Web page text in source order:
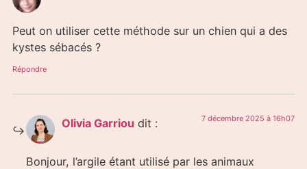
Peut on utiliser cette méthode sur un chien qui a des
kystes sébacés ?
Répondre
Olivia Garriou dit : 7 décembre 2025 à 16h07
Bonjour, l’argile étant utilisé par les animaux